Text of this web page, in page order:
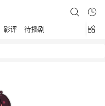
影评 待播剧